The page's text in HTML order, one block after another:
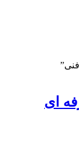
ای